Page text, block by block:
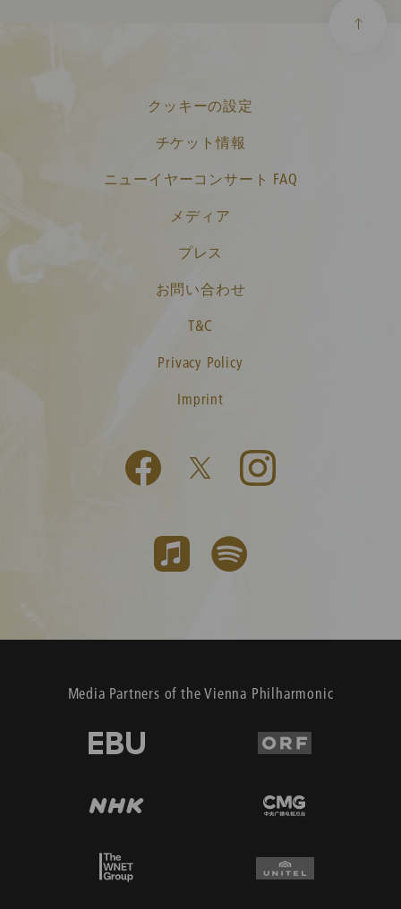
クッキーの設定
チケット情報
ニューイヤーコンサート FAQ
メディア
プレス
お問い合わせ
T&C
Privacy Policy
Imprint
Media Partners of the Vienna Philharmonic